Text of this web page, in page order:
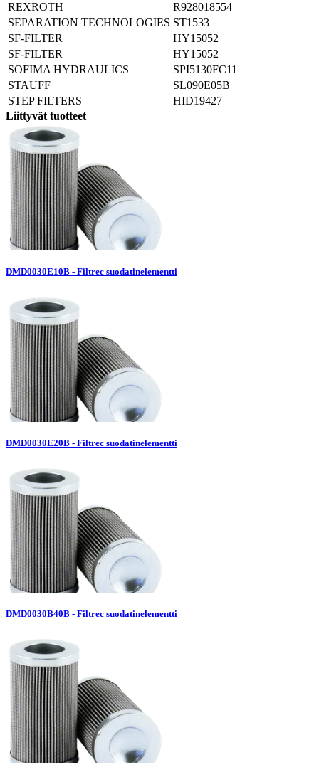
REXROTH
R928018554
SEPARATION TECHNOLOGIES ST1533
SF-FILTER
HY15052
SF-FILTER
HY15052
SOFIMA HYDRAULICS
SPI5130FC11
STAUFF
SL090E05B
STEP FILTERS
HID19427
Liittyvät tuotteet
DMD0030E10B - Filtrec suodatinelementti
DMD0030E20B - Filtrec suodatinelementti
DMD0030B40B - Filtrec suodatinelementti